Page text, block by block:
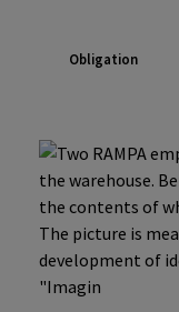
Obligation